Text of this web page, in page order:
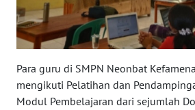
Para guru di SMPN Neonbat
mengikuti Pelatihan dan
Modul Pembelajaran dari sejumlah
WN
SULTENG
WN
SULBAR